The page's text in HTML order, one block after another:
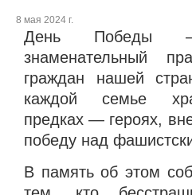
8 мая 2024 г.
День
знаменательный
граждан нашей
каждой семье
предках — героях,
победу над
В память об этом